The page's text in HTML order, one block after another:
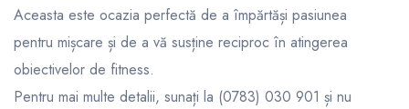
Aceasta este ocazia perfectă de a împărtăși pasiunea
pentru mișcare și de a vă susține reciproc în atingerea
obiectivelor de fitness.
Pentru mai multe detalii, sunați la (0783) 030 901 și nu